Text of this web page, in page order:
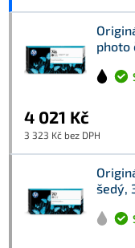
photo
4 021 Kč
3 323 Kč bez DPH
šedý,